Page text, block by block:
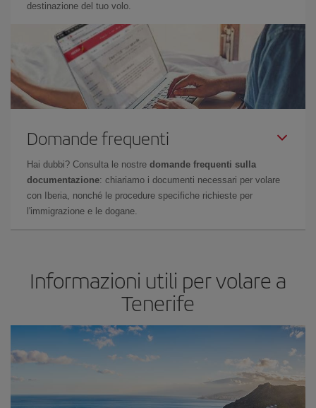
destinazione del tuo volo.
Domande frequenti
Hai dubbi? Consulta le nostre domande frequenti sulla
documentazione: chiariamo i documenti necessari per volare
con Iberia, nonché le procedure specifiche richieste per
l'immigrazione e le dogane.
Informazioni utili per volare a
Tenerife